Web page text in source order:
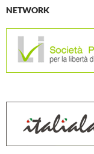
NETWORK